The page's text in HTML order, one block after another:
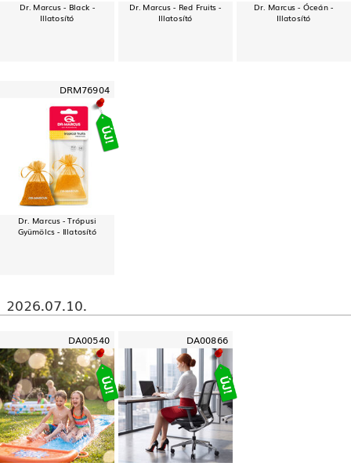
Dr. Marcus - Black -
Illatosító
Dr. Marcus - Red Fruits -
Illatosító
Dr. Marcus - Óceán -
Illatosító
DRM76904
Dr. Marcus - Trópusi
Gyümölcs - Illatosító
2026.07.10.
DA00540 DA00866